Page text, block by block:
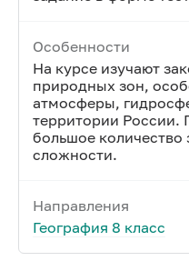
Особенности
На курсе изучают
природных зон,
атмосферы,
территории
большое количество
сложности.
Направления
География 8 класс